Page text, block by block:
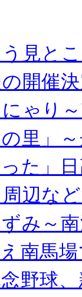
見と
開催
ゃり
里」～
た」
周辺な
み～
え南馬
野球